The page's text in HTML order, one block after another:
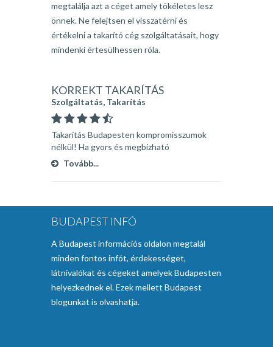
megtalálja azt a céget amely tökéletes lesz
önnek. Ne felejtsen el visszatérni és
értékelni a takarító cég szolgáltatásait, hogy
mindenki értesülhessen róla.
KORREKT TAKARÍTÁS
Szolgáltatás, Takarítás
Takarítás Budapesten kompromisszumok
nélkül! Ha gyors és megbízható
takarítócéget keres Budapesten akkor nem
Tovább...
BUDAPEST INFÓ
A Budapest információs oldalon megtalál
minden fontos infót, érdekességet,
látnivalókat és cégeket amelyek Budapesten
helyezkednek el. Ezek mellett Budapest
blogunkat is olvashatja.